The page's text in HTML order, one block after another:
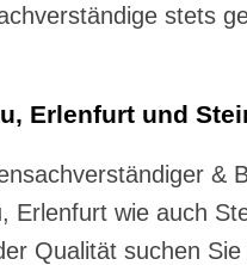
stets
Erlenfurt und
&
wie auch
Qualität suchen